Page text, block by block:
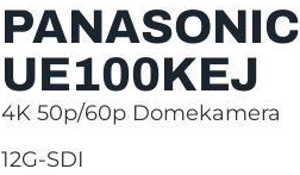
PANASONIC
UE100KEJ
4K 50p/60p Domekamera
12G-SDI